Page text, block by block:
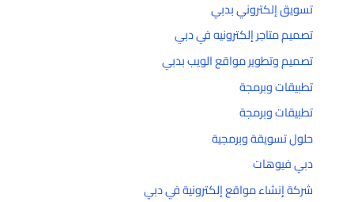
تسويق إلكتروني بدبي
تصميم متاجر إلكترونيه في دبي
تصميم وتطوير مواقع الويب بدبي
تطبيقات وبرمجة
تطبيقات وبرمجة
حلول تسويقة وبرمجية
دبي فيوهات
شركة إنشاء مواقع إلكترونية في دبي